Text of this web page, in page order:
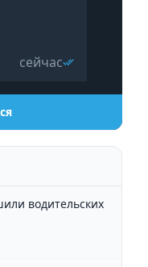
сейчас
водительских